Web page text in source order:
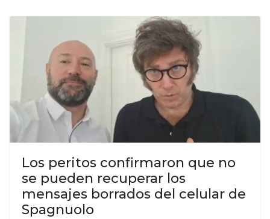
Los peritos confirmaron que no
se pueden recuperar los
mensajes borrados del celular de
Spagnuolo